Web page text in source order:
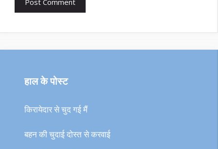
हाल के पोस्ट
किरायेदार से चुद गई मैं
बहन की चुदाई दोस्त से करवाई